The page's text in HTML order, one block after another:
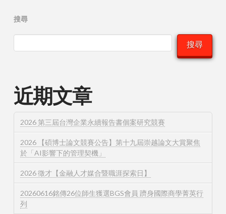
搜尋
搜尋
近期文章
2026 第三屆台灣企業永續報告書個案研究競賽
2026 【碩博士論文競賽公告】第十九屆崇越論文大賞聚焦
於「AI影響下的管理契機」
2026 徵才【金融人才媒合暨職涯探索日】
20260616銘傳26位師生獲選BGS會員 躋身國際商學菁英行
列